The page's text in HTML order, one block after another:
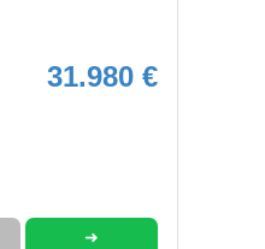
31.980 €
➜